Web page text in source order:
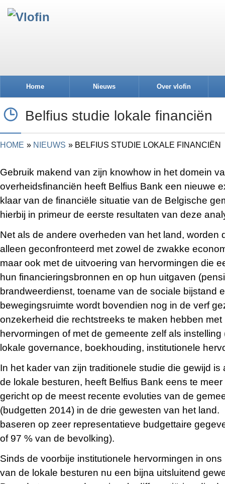
Home Nieuws Over vlofin
Belfius studie lokale financiën
HOME NIEUWS BELFIUS STUDIE LOKALE FINANCIËN
Gebruik makend van zijn knowhow in het domein
overheidsfinanciën heeft Belfius Bank een nieuwe
klaar van de financiële situatie van de Belgische
hierbij in primeur de eerste resultaten van deze
Net als de andere overheden van het land, worden
alleen geconfronteerd met zowel de zwakke
maar ook met de uitvoering van hervormingen die
hun financieringsbronnen en op hun uitgaven
brandweerdienst, toename van de sociale bijstand
bewegingsruimte wordt bovendien nog in de verf
onzekerheid die rechtstreeks te maken hebben met
hervormingen of met de gemeente zelf als
lokale governance, boekhouding, institutionele
In het kader van zijn traditionele studie die gewijd
de lokale besturen, heeft Belfius Bank eens te
gericht op de meest recente evoluties van de
(budgetten 2014) in de drie gewesten van het
baseren op zeer representatieve budgettaire
of 97 % van de bevolking).
Sinds de voorbije institutionele hervormingen in
van de lokale besturen nu een bijna uitsluitend